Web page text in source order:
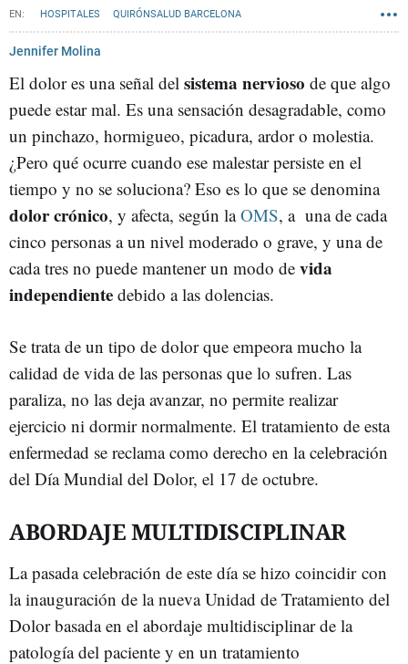
HOSPITALES QUIRÓNSALUD BARCELONA
Jennifer Molina
El dolor es una señal del sistema nervioso de que algo
puede estar mal. Es una sensación desagradable, como
un pinchazo, hormigueo, picadura, ardor o molestia.
¿Pero qué ocurre cuando ese malestar persiste en el
tiempo y no se soluciona? Eso es lo que se denomina
dolor crónico, y afecta, según laOMS, a una de cada
cinco personas a un nivel moderado o grave, y una de
cada tres no puede mantener un modo de vida
independiente debido a las dolencias.
Se trata de un tipo de dolor que empeora mucho la
calidad de vida de las personas que lo sufren. Las
paraliza, no las deja avanzar, no permite realizar
ejercicio ni dormir normalmente. El tratamiento de esta
enfermedad se reclama como derecho en la celebración
del Día Mundial del Dolor, el 17 de octubre.
ABORDAJE MULTIDISCIPLINAR
La pasada celebración de este día se hizo coincidir con
la inauguración de la nueva Unidad de Tratamiento del
Dolor basada en el abordaje multidisciplinar de la
patología del paciente y en un tratamiento